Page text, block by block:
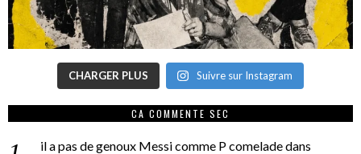
CHARGER PLUS Suivre sur Instagram
CA COMMENTE SEC
il a pas de genoux Messi comme P comeladedans